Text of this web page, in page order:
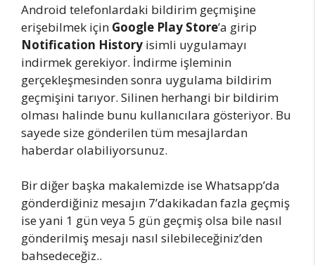
Android telefonlardaki bildirim geçmişine
erişebilmek için Google Play Store’a girip
Notification History isimli uygulamayı
indirmek gerekiyor. İndirme işleminin
gerçekleşmesinden sonra uygulama bildirim
geçmişini tarıyor. Silinen herhangi bir bildirim
olması halinde bunu kullanıcılara gösteriyor. Bu
sayede size gönderilen tüm mesajlardan
haberdar olabiliyorsunuz.
Bir diğer başka makalemizde ise Whatsapp’da
gönderdiğiniz mesajın 7’dakikadan fazla geçmiş
ise yani 1 gün veya 5 gün geçmiş olsa bile nasıl
gönderilmiş mesajı nasıl silebileceğiniz’den
bahsedeceğiz..